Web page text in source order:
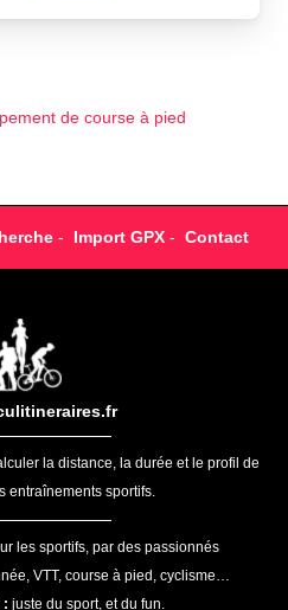
- Import GPX- Contact
la distance, la durée et le profil de
entraînements sportifs.
les sportifs, par des passionnés
VTT, course à pied, cyclisme…
: juste du sport, et du fun.